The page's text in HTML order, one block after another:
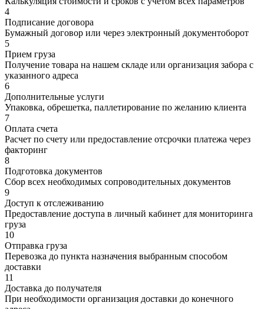
4
Подписание договора
Бумажный договор или через электронный документоборот
5
Прием груза
Получение товара на нашем складе или организация забора с
указанного адреса
6
Дополнительные услуги
Упаковка, обрешетка, паллетирование по желанию клиента
7
Оплата счета
Расчет по счету или предоставление отсрочки платежа через
факторинг
8
Подготовка документов
Сбор всех необходимых сопроводительных документов
9
Доступ к отслеживанию
Предоставление доступа в личный кабинет для мониторинга
груза
10
Отправка груза
Перевозка до пункта назначения выбранным способом
доставки
11
Доставка до получателя
При необходимости организация доставки до конечного